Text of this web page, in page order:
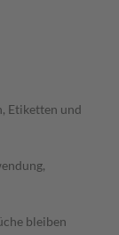
Etiketten und
bleiben